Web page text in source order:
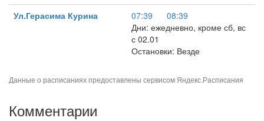
Ул.Герасима Курина
07:39
08:39
Дни: ежедневно, кроме сб, вс
с 02.01
Остановки: Везде
Данные о расписаниях предоставлены сервисом Яндекс.Расписания
Комментарии